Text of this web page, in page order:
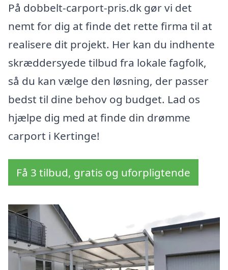
På dobbelt-carport-pris.dk gør vi det
nemt for dig at finde det rette firma til at
realisere dit projekt. Her kan du indhente
skræddersyede tilbud fra lokale fagfolk,
så du kan vælge den løsning, der passer
bedst til dine behov og budget. Lad os
hjælpe dig med at finde din drømme
carport i Kertinge!
Få 3 tilbud, gratis og uforpligtende